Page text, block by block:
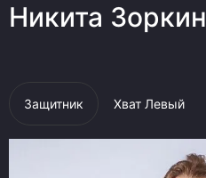
Никита Зоркин
Защитник Хват Левый